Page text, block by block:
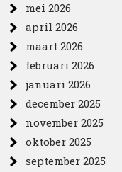
mei 2026
april 2026
maart 2026
februari 2026
januari 2026
december 2025
november 2025
oktober 2025
september 2025